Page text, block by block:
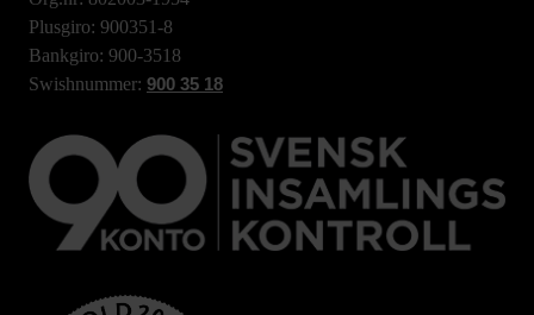
Plusgiro: 900351-8
Bankgiro: 900-3518
Swishnummer: 900 35 18